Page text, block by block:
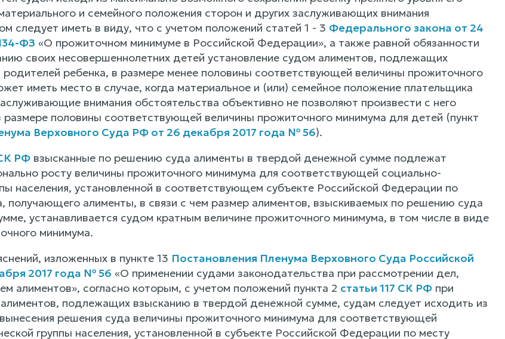
и семейного положения сторон и других заслуживающих внимания
следует иметь в виду, что с учетом положений статей 1 - 3 Федерального закона от 24
ФЗ «О прожиточном минимуме в Российской Федерации», а также равной обязанности
своих несовершеннолетних детей установление судом алиментов, подлежащих
ребенка, в размере менее половины соответствующей величины прожиточного
иметь место в случае, когда материальное и (или) семейное положение плательщика
внимания обстоятельства объективно не позволяют произвести с него
размере половины соответствующей величины прожиточного минимума для детей (пункт
Верховного Суда РФ от 26 декабря 2017 года № 56).
РФвзысканные по решению суда алименты в твердой денежной сумме подлежат
росту величины прожиточного минимума для соответствующей социально-
населения, установленной в соответствующем субъекте Российской Федерации по
получающего алименты, в связи с чем размер алиментов, взыскиваемых по решению суда
устанавливается судом кратным величине прожиточного минимума, в том числе в виде
минимума.
изложенных в пункте 13 Постановления Пленума Верховного Суда Российской
2017 года № 56 «О применении судами законодательства при рассмотрении дел,
алиментов», согласно которым, с учетом положений пункта 2 статьи 117 СК РФпри
подлежащих взысканию в твердой денежной сумме, судам следует исходить из
решения суда величины прожиточного минимума для соответствующей
группы населения, установленной в субъекте Российской Федерации по месту